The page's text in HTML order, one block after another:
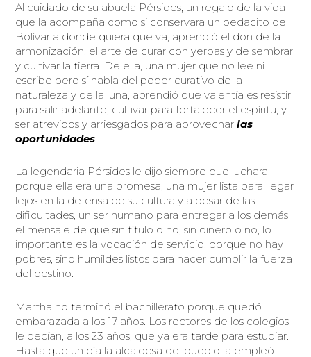
Al cuidado de su abuela Pérsides, un regalo de la vida
que la acompaña como si conservara un pedacito de
Bolívar a donde quiera que va, aprendió el don de la
armonización, el arte de curar con yerbas y de sembrar
y cultivar la tierra. De ella, una mujer que no lee ni
escribe pero sí habla del poder curativo de la
naturaleza y de la luna, aprendió que valentía es resistir
para salir adelante; cultivar para fortalecer el espíritu, y
ser atrevidos y arriesgados para aprovecharlas
oportunidades.
La legendaria Pérsides le dijo siempre que luchara,
porque ella era una promesa, una mujer lista para llegar
lejos en la defensa de su cultura y a pesar de las
dificultades, un ser humano para entregar a los demás
el mensaje de que sin título o no, sin dinero o no, lo
importante es la vocación de servicio, porque no hay
pobres, sino humildes listos para hacer cumplir la fuerza
del destino.
Martha no terminó el bachillerato porque quedó
embarazada a los 17 años. Los rectores de los colegios
le decían, a los 23 años, que ya era tarde para estudiar.
Hasta que un día la alcaldesa del pueblo la empleó